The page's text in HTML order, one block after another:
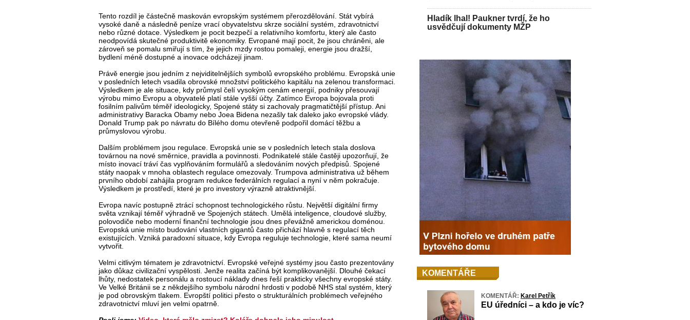
Tento rozdíl je částečně maskován evropským systémem přerozdělování. Stát vybírá
vysoké daně a následně peníze vrací obyvatelstvu skrze sociální systém, zdravotnictví
nebo různé dotace. Výsledkem je pocit bezpečí a relativního komfortu, který ale často
neodpovídá skutečné produktivitě ekonomiky. Evropané mají pocit, že jsou chráněni, ale
zároveň se pomalu smiřují s tím, že jejich mzdy rostou pomaleji, energie jsou dražší,
bydlení méně dostupné a inovace odcházejí jinam.
Právě energie jsou jedním z nejviditelnějších symbolů evropského problému. Evropská unie
v posledních letech vsadila obrovské množství politického kapitálu na zelenou transformaci.
Výsledkem je ale situace, kdy průmysl čelí vysokým cenám energií, podniky přesouvají
výrobu mimo Evropu a obyvatelé platí stále vyšší účty. Zatímco Evropa bojovala proti
fosilním palivům téměř ideologicky, Spojené státy si zachovaly pragmatičtější přístup. Ani
administrativy Baracka Obamy nebo Joea Bidena nezašly tak daleko jako evropské vlády.
Donald Trump pak po návratu do Bílého domu otevřeně podpořil domácí těžbu a
průmyslovou výrobu.
Dalším problémem jsou regulace. Evropská unie se v posledních letech stala doslova
továrnou na nové směrnice, pravidla a povinnosti. Podnikatelé stále častěji upozorňují, že
místo inovací tráví čas vyplňováním formulářů a sledováním nových předpisů. Spojené
státy naopak v mnoha oblastech regulace omezovaly. Trumpova administrativa už během
prvního období zahájila program redukce federálních regulací a nyní v něm pokračuje.
Výsledkem je prostředí, které je pro investory výrazně atraktivnější.
Evropa navíc postupně ztrácí schopnost technologického růstu. Největší digitální firmy
světa vznikají téměř výhradně ve Spojených státech. Umělá inteligence, cloudové služby,
polovodiče nebo moderní finanční technologie jsou dnes převážně americkou doménou.
Evropská unie místo budování vlastních gigantů často přichází hlavně s regulací těch
existujících. Vzniká paradoxní situace, kdy Evropa reguluje technologie, které sama neumí
vytvořit.
Velmi citlivým tématem je zdravotnictví. Evropské veřejné systémy jsou často prezentovány
jako důkaz civilizační vyspělosti. Jenže realita začíná být komplikovanější. Dlouhé čekací
lhůty, nedostatek personálu a rostoucí náklady dnes řeší prakticky všechny evropské státy.
Ve Velké Británii se z někdejšího symbolu národní hrdosti v podobě NHS stal systém, který
je pod obrovským tlakem. Evropští politici přesto o strukturálních problémech veřejného
zdravotnictví mluví jen velmi opatrně.
Hladík lhal! Paukner tvrdí, že ho
usvědčují dokumenty MŽP
KOMENTÁŘE
KOMENTÁŘ: Karel Petřík
EU úředníci – a kdo je víc?